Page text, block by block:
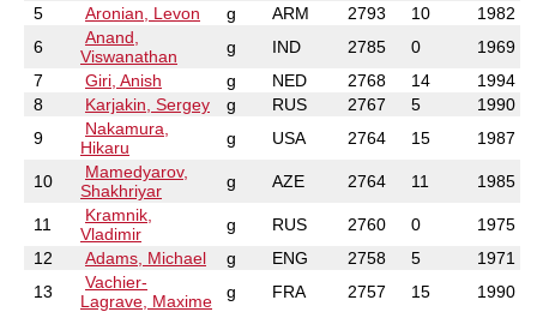
5
Aronian, Levon g ARM 2793 10
1982
6
Anand,
Viswanathan
g IND 2785 0
1969
7
Giri, Anish g NED 2768 14
1994
8
Karjakin, Sergey g RUS 2767 5
1990
9
Nakamura,
Hikaru
g USA 2764 15 1987
10
Mamedyarov,
Shakhriyar
g AZE 2764 11 1985
11
Kramnik,
Vladimir
g RUS 2760 0
1975
12
Adams, Michael g ENG 2758 5
1971
13
Vachier-
Lagrave, Maxime
g FRA 2757 15
1990